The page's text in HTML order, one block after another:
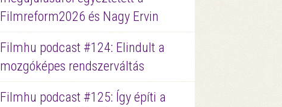
Filmreform2026 és Nagy Ervin
Filmhu podcast #124: Elindult a
mozgóképes rendszerváltás
Filmhu podcast #125: Így építi a